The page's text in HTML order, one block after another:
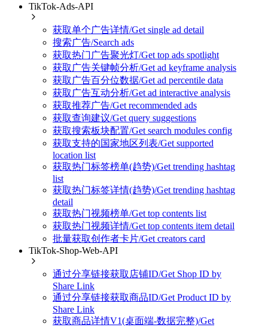
TikTok-Ads-API
获取单个广告详情/Get single ad detail
搜索广告/Search ads
获取热门广告聚光灯/Get top ads spotlight
获取广告关键帧分析/Get ad keyframe analysis
获取广告百分位数据/Get ad percentile data
获取广告互动分析/Get ad interactive analysis
获取推荐广告/Get recommended ads
获取查询建议/Get query suggestions
获取搜索板块配置/Get search modules config
获取支持的国家地区列表/Get supported
location list
获取热门标签榜单(趋势)/Get trending hashtag
list
获取热门标签详情(趋势)/Get trending hashtag
detail
获取热门视频榜单/Get top contents list
获取热门视频详情/Get top contents item detail
批量获取创作者卡片/Get creators card
TikTok-Shop-Web-API
通过分享链接获取店铺ID/Get Shop ID by
Share Link
通过分享链接获取商品ID/Get Product ID by
Share Link
获取商品详情V1(桌面端-数据完整)/Get